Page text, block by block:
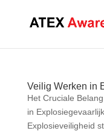
Veilig Werken in
Het Cruciale
in
Explosieveiligheid